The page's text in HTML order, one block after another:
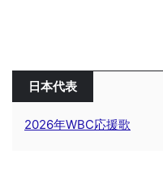
日本代表
2026年WBC応援歌